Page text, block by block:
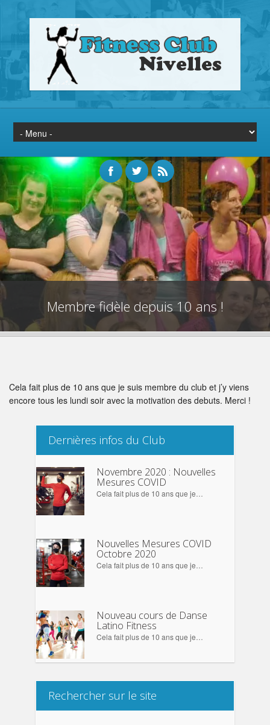
Membre fidèle depuis 10 ans !
Cela fait plus de 10 ans que je suis membre du club et j’y viens
encore tous les lundi soir avec la motivation des debuts. Merci !
Dernières infos du Club
Novembre 2020 : Nouvelles
Mesures COVID
Cela fait plus de 10 ans que je…
Nouvelles Mesures COVID
Octobre 2020
Cela fait plus de 10 ans que je…
Nouveau cours de Danse
Latino Fitness
Cela fait plus de 10 ans que je…
Rechercher sur le site